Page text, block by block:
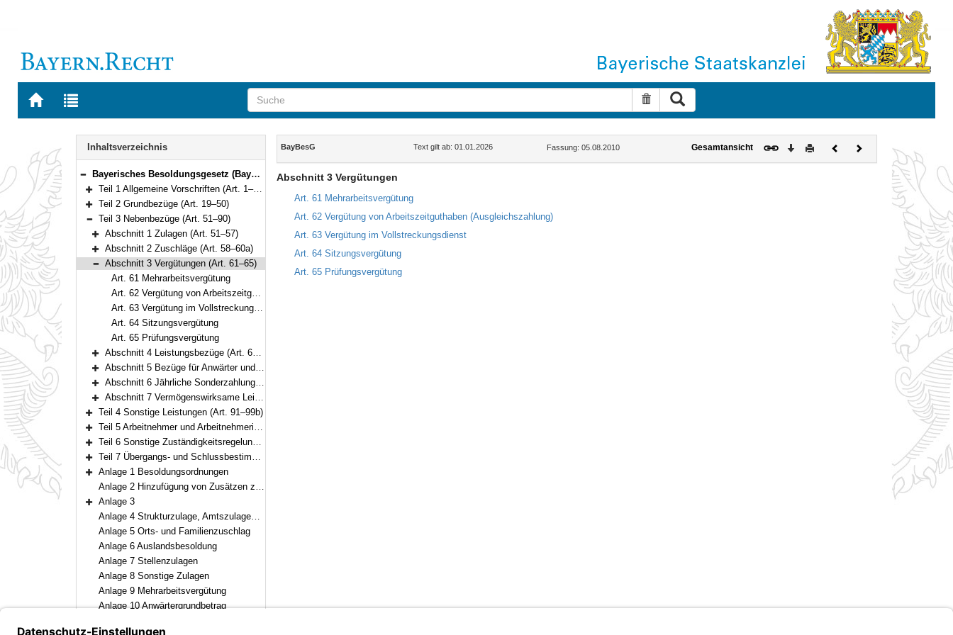
Zur
BAYERN.RECHT
Zur
letzten
Suche zurücksetzen
Navigation
Inhaltsverzeichnis
Bereich reduzieren
Bayerisches Besoldungsgesetz (BayBesG) Vom 5. August 2010 (GVBl. S. 410, 764) BayRS 2032-1-1-F (Art. 1–111)
Bereich erweitern
Teil 1 Allgemeine Vorschriften (Art. 1–18)
Bereich erweitern
Teil 2 Grundbezüge (Art. 19–50)
Bereich reduzieren
Teil 3 Nebenbezüge (Art. 51–90)
Bereich erweitern
Abschnitt 1 Zulagen (Art. 51–57)
Bereich erweitern
Abschnitt 2 Zuschläge (Art. 58–60a)
Bereich reduzieren
Abschnitt 3 Vergütungen (Art. 61–65)
Art. 61 Mehrarbeitsvergütung
Art. 62 Vergütung von Arbeitszeitguthaben (Ausgleichszahlung)
Art. 63 Vergütung im Vollstreckungsdienst
Art. 64 Sitzungsvergütung
Art. 65 Prüfungsvergütung
Bereich erweitern
Abschnitt 4 Leistungsbezüge (Art. 66–74)
Bereich erweitern
Abschnitt 5 Bezüge für Anwärter und Anwärterinnen (Art. 75–81)
Bereich erweitern
Abschnitt 6 Jährliche Sonderzahlung (Art. 82–87)
Bereich erweitern
Abschnitt 7 Vermögenswirksame Leistungen (Art. 88–90)
Bereich erweitern
Teil 4 Sonstige Leistungen (Art. 91–99b)
Bereich erweitern
Teil 5 Arbeitnehmer und Arbeitnehmerinnen (Art. 100–101)
Bereich erweitern
Teil 6 Sonstige Zuständigkeitsregelung (Art. 102)
Bereich erweitern
Teil 7 Übergangs- und Schlussbestimmungen (Art. 103–111)
Bereich erweitern
Anlage 1 Besoldungsordnungen
Anlage 2 Hinzufügung von Zusätzen zu den Amtsbezeichnungen
Bereich erweitern
Anlage 3
Anlage 4 Strukturzulage, Amtszulagen und Zulagen für besondere Berufsgruppen
Anlage 5 Orts- und Familienzuschlag
Anlage 6 Auslandsbesoldung
Anlage 7 Stellenzulagen
Anlage 8 Sonstige Zulagen
Anlage 9 Mehrarbeitsvergütung
Anlage 10 Anwärtergrundbetrag
Bereich erweitern
Inhalt
BayBesG Text gilt ab: 01.01.2026 Fassung: 05.08.2010 Gesamtansicht Download
DruckenVorherigesNächstes
Dokument
Abschnitt 3 Vergütungen
Art. 61 Mehrarbeitsvergütung
Art. 62 Vergütung von Arbeitszeitguthaben (Ausgleichszahlung)
Art. 63 Vergütung im Vollstreckungsdienst
Art. 64 Sitzungsvergütung
Art. 65 Prüfungsvergütung